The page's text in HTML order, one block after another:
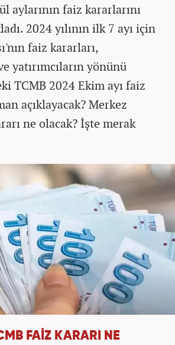
aylarının faiz kararlarını
2024 yılının ilk 7 ayı için
faiz kararları,
yatırımcıların yönünü
TCMB 2024 Ekim ayı faiz
açıklayacak? Merkez
ne olacak? İşte merak
FAİZ KARARI NE